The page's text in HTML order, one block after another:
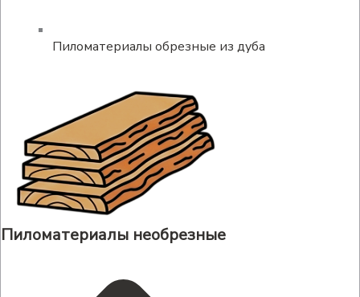
Пиломатериалы обрезные из дуба
Пиломатериалы необрезные